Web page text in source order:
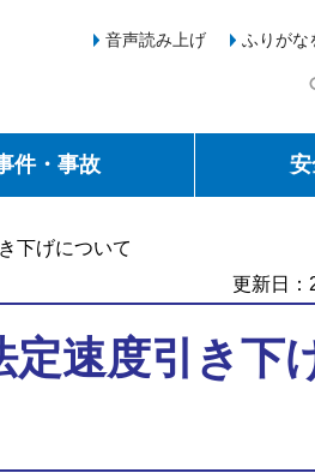
音声読み上げ
ふりがな
件・事故
下げについて
更新日：
速度引き下